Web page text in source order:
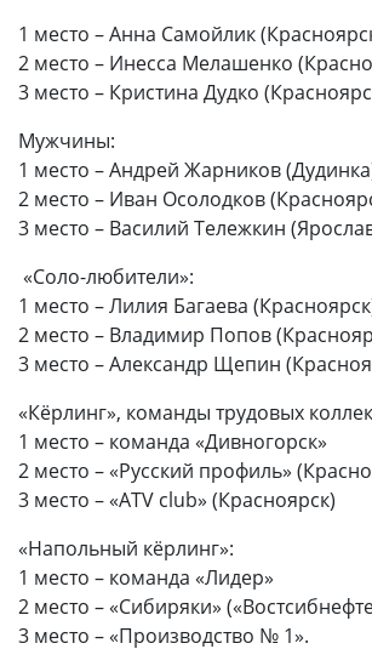
1 место – Анна Самойлик
2 место – Инесса Мелашенко
3 место – Кристина Дудко
Мужчины:
1 место – Андрей Жарников
2 место – Иван Осолодков
3 место – Василий Тележкин
«Соло-любители»:
1 место – Лилия Багаева
2 место – Владимир Попов
3 место – Александр Щепин
«Кёрлинг», команды трудовых
1 место – команда «Дивногорск»
2 место – «Русский профиль»
3 место – «ATV club» (Красноярск)
«Напольный кёрлинг»:
1 место – команда «Лидер»
2 место – «Сибиряки»
3 место – «Производство № 1».